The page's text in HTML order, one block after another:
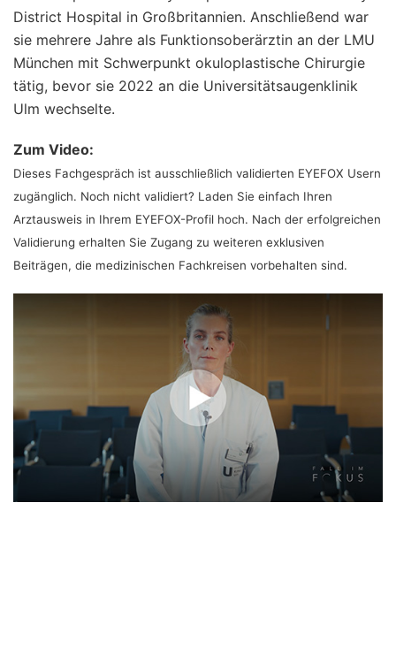
District Hospital in Großbritannien. Anschließend war
sie mehrere Jahre als Funktionsoberärztin an der LMU
München mit Schwerpunkt okuloplastische Chirurgie
tätig, bevor sie 2022 an die Universitätsaugenklinik
Ulm wechselte.
Zum Video:
Dieses Fachgespräch ist ausschließlich validierten EYEFOX Usern
zugänglich. Noch nicht validiert? Laden Sie einfach Ihren
Arztausweis in Ihrem EYEFOX-Profil hoch. Nach der erfolgreichen
Validierung erhalten Sie Zugang zu weiteren exklusiven
Beiträgen, die medizinischen Fachkreisen vorbehalten sind.